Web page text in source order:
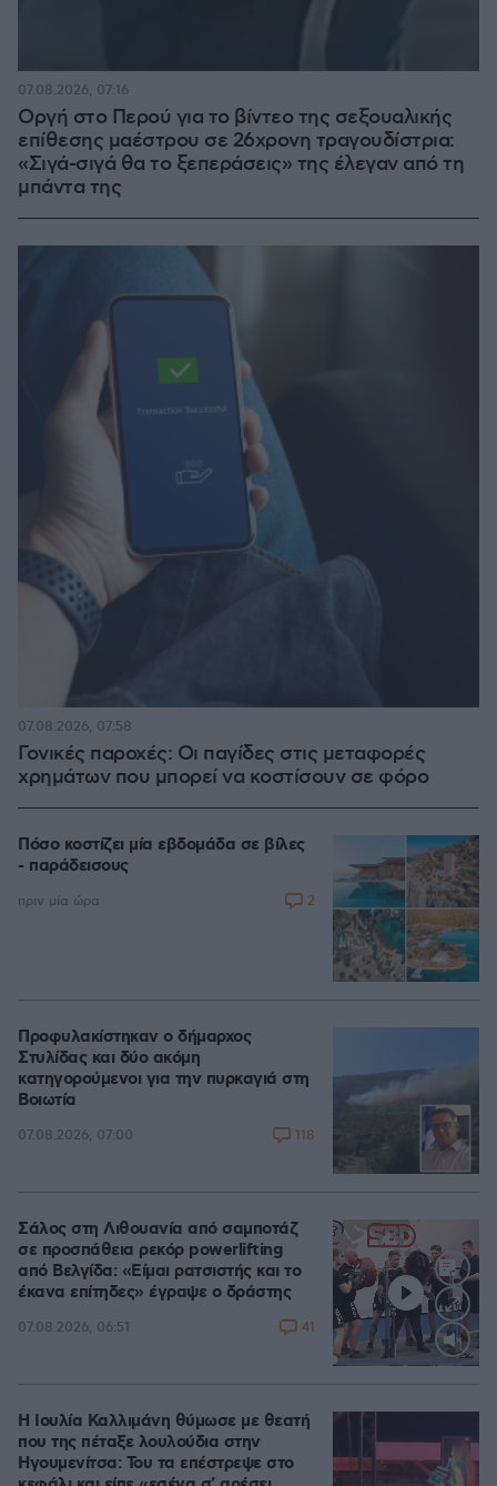
Οργή στο Περού για το βίντεο της σεξουαλικής
επίθεσης μαέστρου σε 26χρονη τραγουδίστρια:
«Σιγά-σιγά θα το ξεπεράσεις» της έλεγαν από τη
μπάντα της
07.08.2026, 07:16
Γονικές παροχές: Οι παγίδες στις μεταφορές
χρημάτων που μπορεί να κοστίσουν σε φόρο
07.08.2026, 07:58
Πόσο κοστίζει μία εβδομάδα σε βίλες
- παράδεισους
πριν μία ώρα 2
Προφυλακίστηκαν ο δήμαρχος
Στυλίδας και δύο ακόμη
κατηγορούμενοι για την πυρκαγιά στη
Βοιωτία
07.08.2026, 07:00 118
Loaded
Σάλος στη Λιθουανία από σαμποτάζ
σε προσπάθεια ρεκόρ powerlifting
από Βελγίδα: «Είμαι ρατσιστής και το
έκανα επίτηδες» έγραψε ο δράστης
07.08.2026, 06:51 41
Η Ιουλία Καλλιμάνη θύμωσε με θεατή
που της πέταξε λουλούδια στην
Ηγουμενίτσα: Του τα επέστρεψε στο